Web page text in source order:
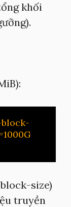
khối
size)
truyền